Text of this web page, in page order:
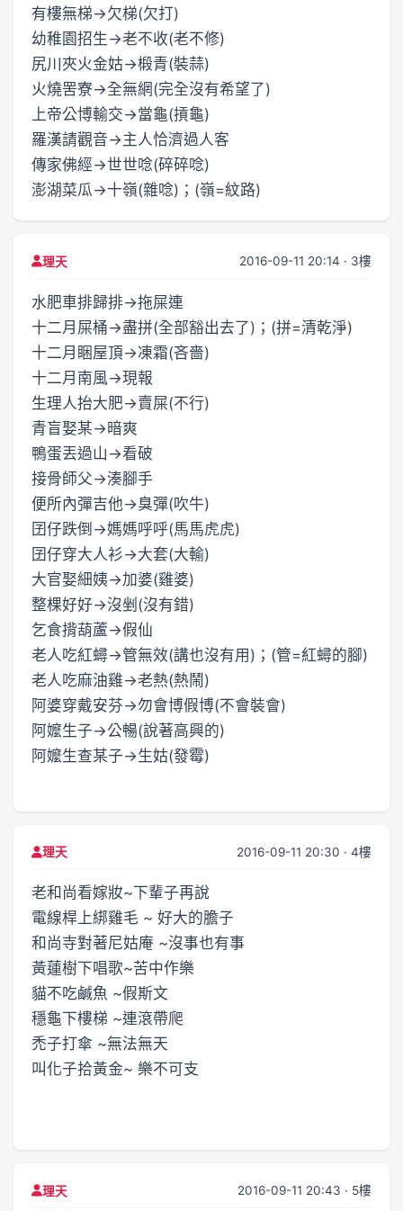
有樓無梯→欠梯(欠打)
幼稚園招生→老不收(老不修)
尻川夾火金姑→椴青(裝蒜)
火燒罟寮→全無網(完全沒有希望了)
上帝公博輸交→當龜(摃龜)
羅漢請觀音→主人恰濟過人客
傳家佛經→世世唸(碎碎唸)
澎湖菜瓜→十嶺(雜唸)；(嶺=紋路)
理天 2016-09-11 20:14 · 3樓
水肥車排歸排→拖屎連
十二月屎桶→盡拼(全部豁出去了)；(拼=清乾淨)
十二月睏屋頂→凍霜(吝嗇)
十二月南風→現報
生理人抬大肥→賣屎(不行)
青盲娶某→暗爽
鴨蛋丟過山→看破
接骨師父→湊腳手
便所內彈吉他→臭彈(吹牛)
囝仔跌倒→媽媽呼呼(馬馬虎虎)
囝仔穿大人衫→大套(大輸)
大官娶細姨→加婆(雞婆)
整棵好好→沒剉(沒有錯)
乞食揹葫蘆→假仙
老人吃紅蟳→管無效(講也沒有用)；(管=紅蟳的腳)
老人吃麻油雞→老熱(熱鬧)
阿婆穿戴安芬→勿會博假博(不會裝會)
阿嬤生子→公暢(說著高興的)
阿嬤生查某子→生姑(發霉)
理天 2016-09-11 20:30 · 4樓
老和尚看嫁妝~下輩子再說
電線桿上綁雞毛 ~ 好大的膽子
和尚寺對著尼姑庵 ~沒事也有事
黃蓮樹下唱歌~苦中作樂
貓不吃鹹魚 ~假斯文
穩龜下樓梯 ~連滾帶爬
禿子打傘 ~無法無天
叫化子拾黃金~ 樂不可支
理天 2016-09-11 20:43 · 5樓